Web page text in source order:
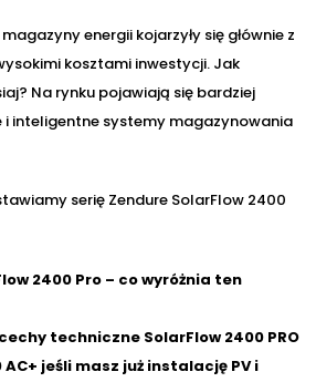
energii kojarzyły się głównie z
kosztami inwestycji. Jak
Na rynku pojawiają się bardziej
i inteligentne systemy magazynowania
serię Zendure SolarFlow 2400
2400 Pro – co wyróżnia ten
techniczne SolarFlow 2400 PRO
AC+ jeśli masz już instalację PV i